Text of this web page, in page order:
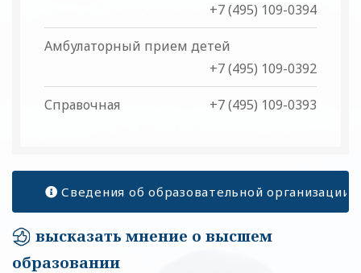
+7 (495) 109-0394
Амбулаторный прием детей
+7 (495) 109-0392
Справочная +7 (495) 109-0393
Сведения об образовательной организации
высказать мнение о высшем
образовании